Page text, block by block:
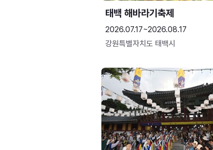
태백 해바라기축제
2026.07.17~2026.08.17
강원특별자치도 태백시